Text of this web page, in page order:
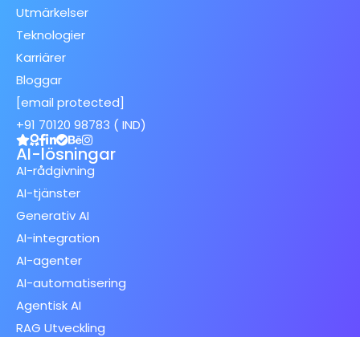
Utmärkelser
Teknologier
Karriärer
Bloggar
[email protected]
+91 70120 98783 ( IND)
AI-lösningar
AI-rådgivning
AI-tjänster
Generativ AI
AI-integration
AI-agenter
AI-automatisering
Agentisk AI
RAG Utveckling